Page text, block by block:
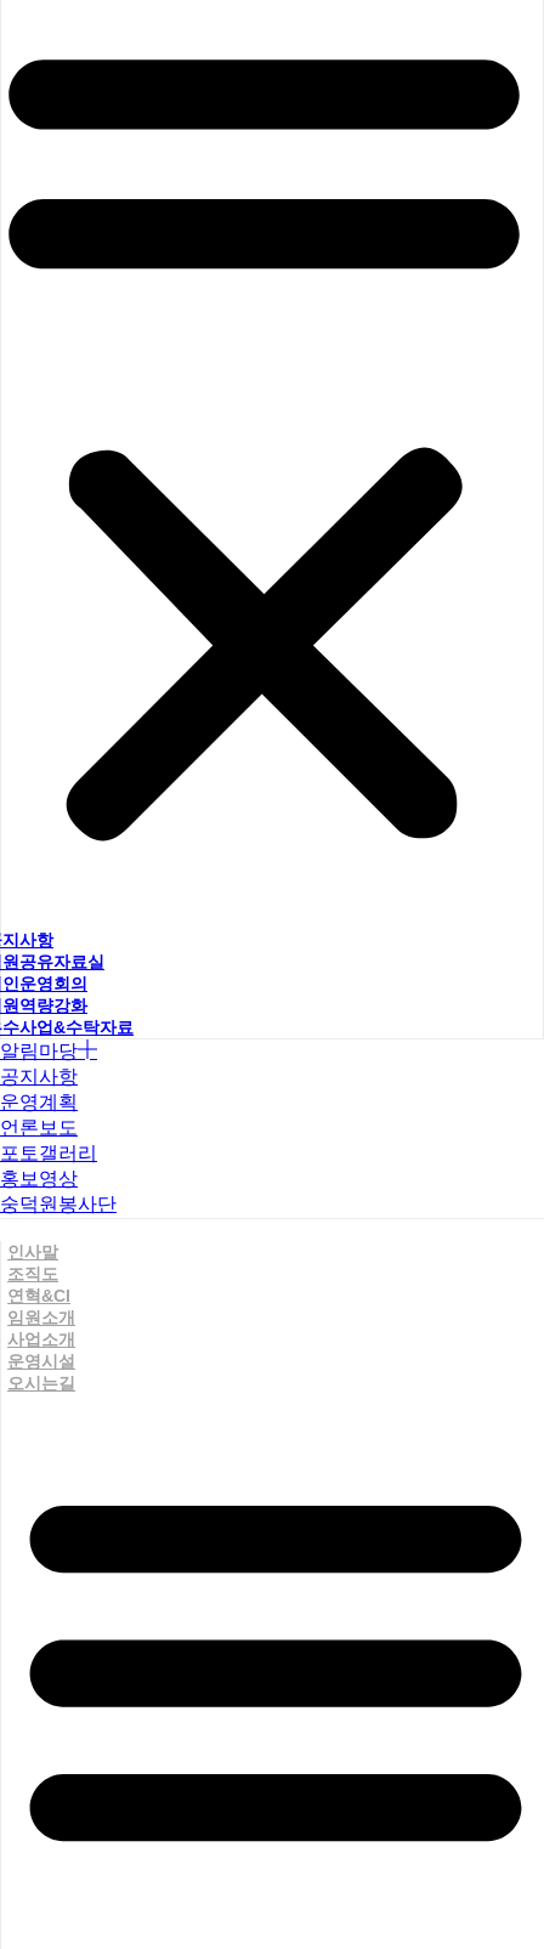
사항
공유자료실
운영회의
역량강화
사업&수탁자료
알림마당
공지사항
운영계획
언론보도
포토갤러리
홍보영상
숭덕원봉사단
인사말
조직도
연혁&CI
임원소개
사업소개
운영시설
오시는길